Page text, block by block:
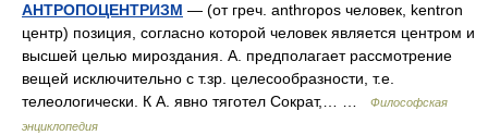
АНТРОПОЦЕНТРИЗМ — (от греч. anthropos человек, kentron
центр) позиция, согласно которой человек является центром и
высшей целью мироздания. А. предполагает рассмотрение
вещей исключительно с т.зр. целесообразности, т.е.
телеологически. К А. явно тяготел Сократ,… …
Философская
энциклопедия